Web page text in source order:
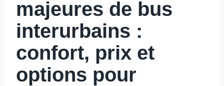
majeures de bus
interurbains :
confort, prix et
options pour